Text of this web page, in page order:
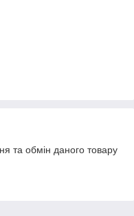
та обмін даного товару